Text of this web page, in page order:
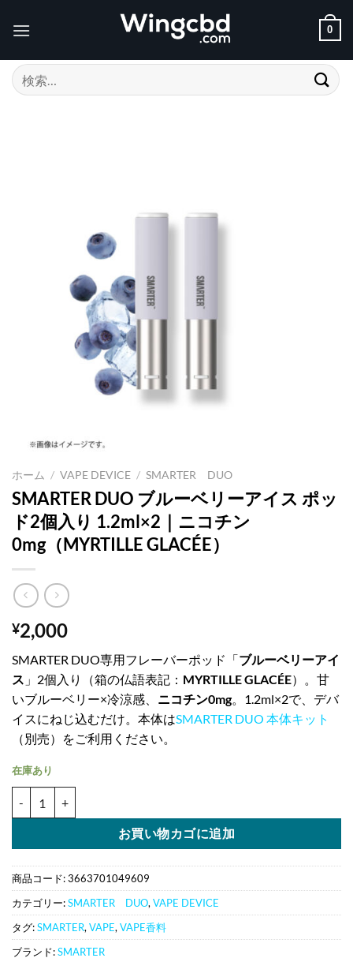
0
検
索
ホーム / VAPE DEVICE / SMARTER DUO
SMARTER DUO ブルーベリーアイス ポッ
ド2個入り 1.2ml×2｜ニコチン
0mg（MYRTILLE GLACÉE）
¥2,000
SMARTER DUO専用フレーバーポッド「ブルーベリーアイ
ス 」2個入り（箱の仏語表記： MYRTILLE GLACÉE）。甘
いブルーベリー×冷涼感、
ニコチン0mg。1.2ml×2で、デバ
イスにねじ込むだけ。本体はSMARTER DUO 本体キット
（別売）をご利用ください。
在庫あり
お買い物カゴに追加
商品コード:3663701049609
カテゴリー:SMARTER DUO, VAPE DEVICE
タグ:SMARTER, VAPE, VAPE香料
ブランド:SMARTER